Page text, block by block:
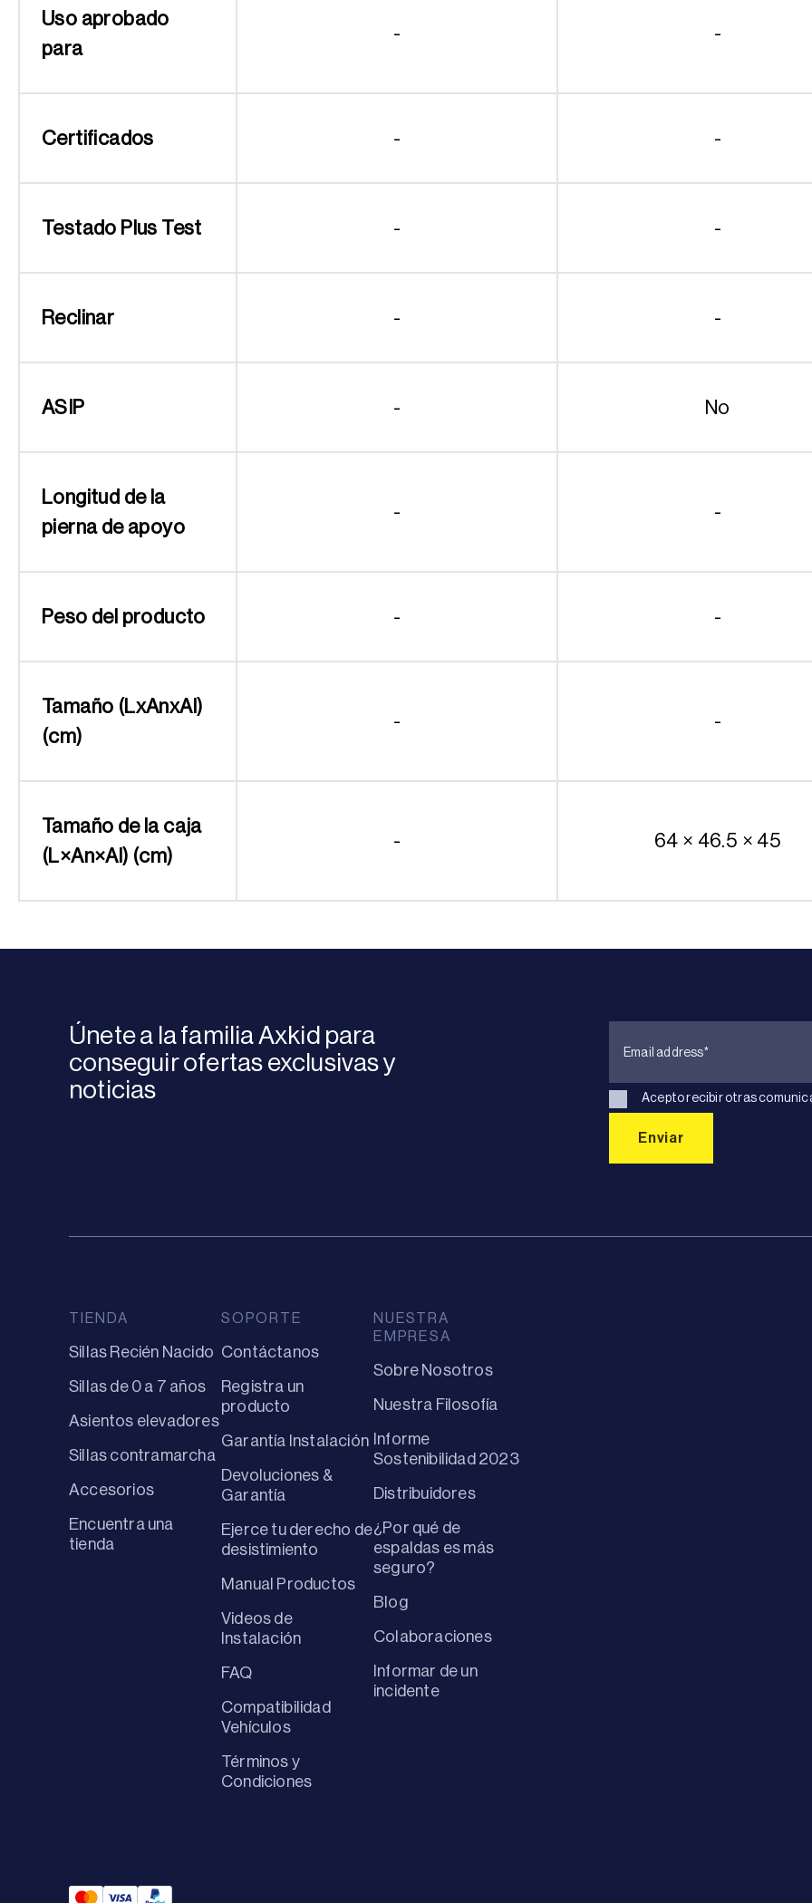
Uso aprobado
para
- -
Certificados - -
Testado Plus Test - -
Reclinar - -
ASIP - No
Longitud de la
pierna de apoyo
- -
Peso del producto - -
Tamaño (LxAnxAl)
(cm)
- -
Tamaño de la caja
(L×An×Al) (cm)
- 64 × 46.5 × 45
Únete a la familia Axkid para
conseguir ofertas exclusivas y
noticias
Acepto recibir otras
TIENDA
Sillas Recién Nacido
Sillas de 0 a 7 años
Asientos elevadores
Sillas contramarcha
Accesorios
Encuentra una
tienda
SOPORTE
Contáctanos
Registra un
producto
Garantía Instalación
Devoluciones &
Garantía
Ejerce tu derecho de
desistimiento
Manual Productos
Videos de
Instalación
FAQ
Compatibilidad
Vehículos
Términos y
Condiciones
NUESTRA
EMPRESA
Sobre Nosotros
Nuestra Filosofía
Informe
Sostenibilidad 2023
Distribuidores
¿Por qué de
espaldas es más
seguro?
Blog
Colaboraciones
Informar de un
incidente
Mastercard Payment
Visa Payment
Paypal Payment